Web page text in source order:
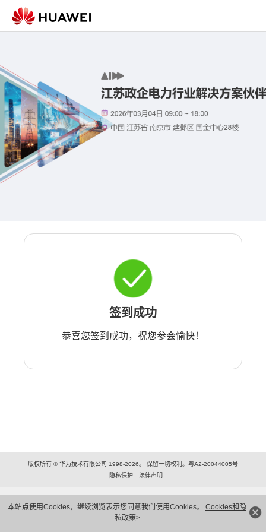
本站点使用Cookies，继续浏览表示您同意我们使用Cookies。 Cookies和隐
私政策>
签到成功
恭喜您签到成功，祝您参会愉快！
版权所有 © 华为技术有限公司 1998-2026。 保留一切权利。粤A2-20044005号
隐私保护
法律声明